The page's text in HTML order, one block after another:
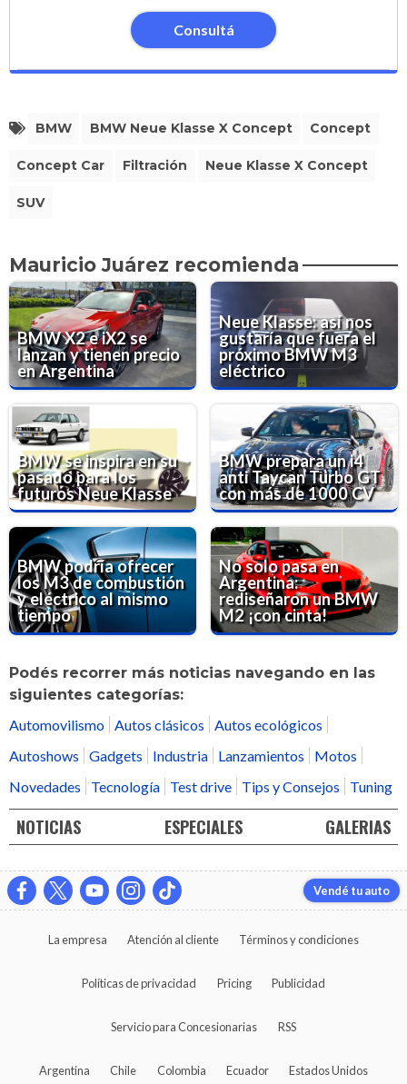
Consultá
BMW BMW Neue Klasse X Concept Concept
Concept Car Filtración Neue Klasse X Concept
SUV
Mauricio Juárez recomienda
BMW X2 e iX2 se
lanzan y tienen precio
en Argentina
Neue Klasse: así nos
gustaría que fuera el
próximo BMW M3
eléctrico
BMW se inspira en su
pasado para los
futuros Neue Klasse
BMW prepara un i4
anti Taycan Turbo GT
con más de 1000 CV
BMW podría ofrecer
los M3 de combustión
y eléctrico al mismo
tiempo
No solo pasa en
Argentina:
rediseñaron un BMW
M2 ¡con cinta!
Podés recorrer más noticias navegando en las
siguientes categorías:
Automovilismo
Autos clásicos
Autos ecológicos
Autoshows
Gadgets Industria Lanzamientos
Motos
Novedades
Tecnología Test drive Tips y Consejos Tuning
NOTICIAS ESPECIALES GALERIAS
Vendé tu auto
La empresa Atención al cliente Términos y condiciones
Políticas de privacidad Pricing Publicidad
Servicio para Concesionarias RSS
Argentina Chile Colombia Ecuador Estados Unidos